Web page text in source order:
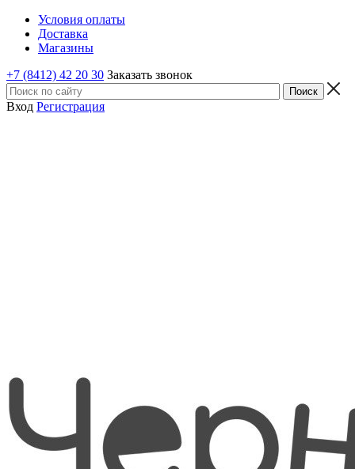
Условия оплаты
Доставка
Магазины
+7 (8412) 42 20 30 Заказать звонок
Вход Регистрация